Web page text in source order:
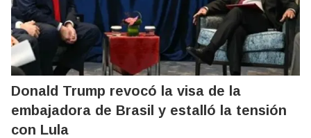
Donald Trump revocó la visa de la
embajadora de Brasil y estalló la tensión
con Lula